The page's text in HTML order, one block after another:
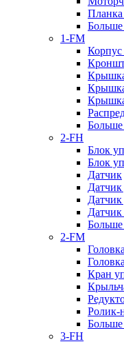
Больше
1-FM
Корпус
Крышка
Больше
2-FH
Блок
Блок
Датчик
Датчик
Датчик
Больше
2-FM
Кран
Ролик-
Больше
3-FH